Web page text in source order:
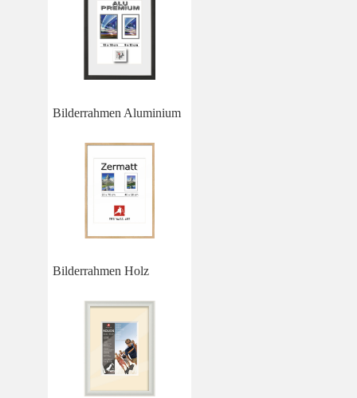
Bilderrahmen Aluminium
Bilderrahmen Holz